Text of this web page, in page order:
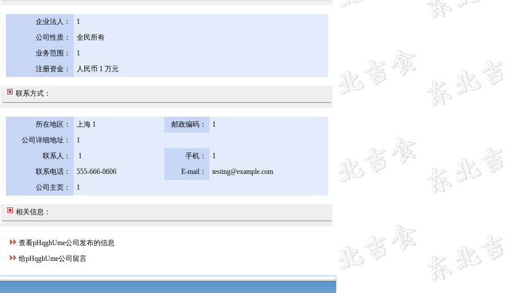
企业法人：
1
公司性质：
全民所有
业务范围：
1
注册资金：
人民币 1 万元
联系方式：
所在地区： 上海 1 邮政编码：
1
公司详细地址：
1
联系人：
1 手机：
1
联系电话：
555-666-0606 E-mail：
testing@example.com
公司主页：
1
相关信息：
查看pHqghUme公司发布的信息
给pHqghUme公司留言